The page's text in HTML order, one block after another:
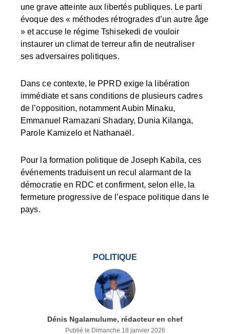
une grave atteinte aux libertés publiques. Le parti
évoque des « méthodes rétrogrades d’un autre âge
» et accuse le régime Tshisekedi de vouloir
instaurer un climat de terreur afin de neutraliser
ses adversaires politiques.
Dans ce contexte, le PPRD exige la libération
immédiate et sans conditions de plusieurs cadres
de l’opposition, notamment Aubin Minaku,
Emmanuel Ramazani Shadary, Dunia Kilanga,
Parole Kamizelo et Nathanaël.
Pour la formation politique de Joseph Kabila, ces
événements traduisent un recul alarmant de la
démocratie en RDC et confirment, selon elle, la
fermeture progressive de l’espace politique dans le
pays.
POLITIQUE
Dénis Ngalamulume, rédacteur en chef
Publié le Dimanche 18 janvier 2026